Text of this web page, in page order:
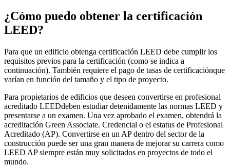
¿Cómo puedo obtener la certificación
LEED?
Para que un edificio obtenga certificación LEED debe cumplir los
requisitos previos para la certificación (como se indica a
continuación). También requiere el pago de tasas de certificaciónque
varían en función del tamaño y el tipo de proyecto.
Para propietarios de edificios que deseen convertirse en profesional
acreditado LEEDdeben estudiar detenidamente las normas LEED y
presentarse a un examen. Una vez aprobado el examen, obtendrá la
acreditación Green Associate. Credencial o el estatus de Profesional
Acreditado (AP). Convertirse en un AP dentro del sector de la
construcción puede ser una gran manera de mejorar su carrera como
LEED APsiempre están muy solicitados en proyectos de todo el
mundo.